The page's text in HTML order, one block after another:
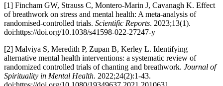
[1] Fincham GW, Strauss C, Montero-Marin J, Cavanagh K. Effect
of breathwork on stress and mental health: A meta-analysis of
randomised-controlled trials. Scientific Reports. 2023;13(1).
doi:https://doi.org/10.1038/s41598-022-27247-y
[2] Malviya S, Meredith P, Zupan B, Kerley L. Identifying
alternative mental health interventions: a systematic review of
randomized controlled trials of chanting and breathwork. Journal of
Spirituality in Mental Health. 2022;24(2):1-43.